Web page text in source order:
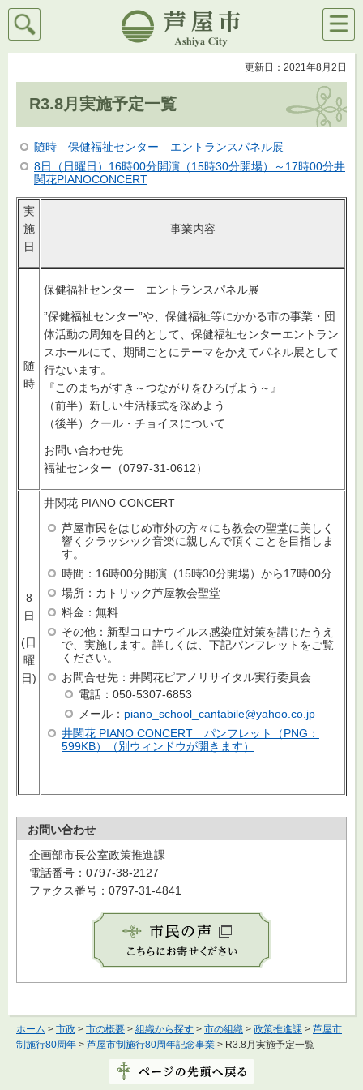
芦屋市
検索
メニ
ュー
更新日：2021年8月2日
R3.8月実施予定一覧
随時 保健福祉センター エントランスパネル展
8日（日曜日）16時00分開演（15時30分開場）～17時00分井
関花PIANOCONCERT
実
施
日
事業内容
随
時
保健福祉センター エントランスパネル展
”保健福祉センター”や、保健福祉等にかかる市の事業・団
体活動の周知を目的として、保健福祉センターエントラン
スホールにて、期間ごとにテーマをかえてパネル展として
行ないます。
『このまちがすき～つながりをひろげよう～』
（前半）新しい生活様式を深めよう
（後半）クール・チョイスについて
お問い合わせ先
福祉センター（0797-31-0612）
8
日
(日
曜
日)
井関花 PIANO CONCERT
芦屋市民をはじめ市外の方々にも教会の聖堂に美しく
響くクラッシック音楽に親しんで頂くことを目指しま
す。
時間：16時00分開演（15時30分開場）から17時00分
場所：カトリック芦屋教会聖堂
料金：無料
その他：新型コロナウイルス感染症対策を講じたうえ
で、実施します。詳しくは、下記パンフレットをご覧
ください。
お問合せ先：井関花ピアノリサイタル実行委員会
電話：050-5307-6853
メール： piano_school_cantabile@yahoo.co.jp
井関花 PIANO CONCERT パンフレット（PNG：
599KB）（別ウィンドウが開きます）
お問い合わせ
企画部市長公室政策推進課
電話番号：0797-38-2127
ファクス番号：0797-31-4841
ホーム > 市政 > 市の概要 > 組織から探す > 市の組織 > 政策推進課 > 芦屋市
制施行80周年 > 芦屋市制施行80周年記念事業 > R3.8月実施予定一覧